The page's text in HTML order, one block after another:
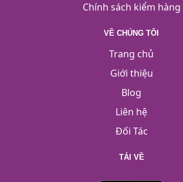
Chính sách kiểm hàng
VỀ CHÚNG TÔI
Trang chủ
Giới thiệu
Blog
Liên hệ
Đối Tác
TẢI VỀ